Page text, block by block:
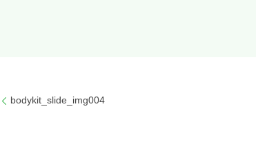
bodykit_slide_img004